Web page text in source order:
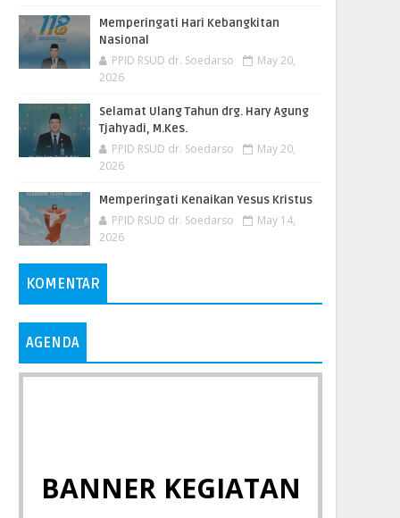
Memperingati Hari Kebangkitan
Nasional
PPID RSUD dr. Soedarso
May 20,
2026
Selamat Ulang Tahun drg. Hary Agung
Tjahyadi, M.Kes.
PPID RSUD dr. Soedarso
May 20,
2026
Memperingati Kenaikan Yesus Kristus
PPID RSUD dr. Soedarso
May 14,
2026
KOMENTAR
AGENDA
BANNER KEGIATAN